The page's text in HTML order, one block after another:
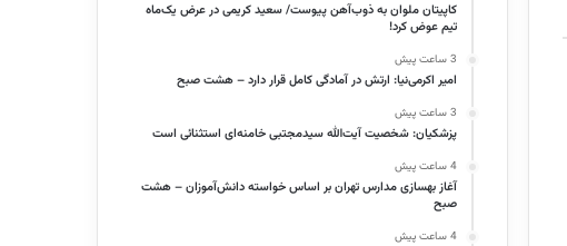
کاپیتان ملوان به ذوب‌آهن پیوست/ سعید کریمی در عرض یک‌ماه
تیم عوض کرد!
3 ساعت پیش
امیر اکرمی‌نیا: ارتش در آمادگی کامل قرار دارد – هشت صبح
3 ساعت پیش
پزشکیان: شخصیت آیت‌الله سیدمجتبی خامنه‌ای استثنائی است
4 ساعت پیش
آغاز بهسازی مدارس تهران بر اساس خواسته دانش‌آموزان – هشت
صبح
4 ساعت پیش